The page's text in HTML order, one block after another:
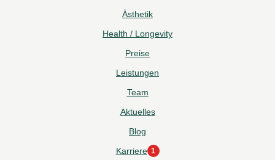
Ästhetik
Health / Longevity
Preise
Leistungen
Team
Aktuelles
Blog
Karriere 1
1 neue Stelle